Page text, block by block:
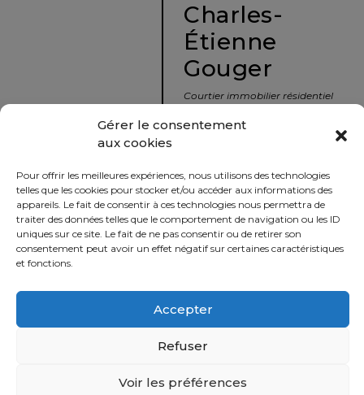
Gérer le consentement
aux cookies
Pour offrir les meilleures expériences, nous utilisons des technologies
telles que les cookies pour stocker et/ou accéder aux informations des
appareils. Le fait de consentir à ces technologies nous permettra de
traiter des données telles que le comportement de navigation ou les ID
uniques sur ce site. Le fait de ne pas consentir ou de retirer son
consentement peut avoir un effet négatif sur certaines caractéristiques
et fonctions.
Accepter
Refuser
Voir les préférences
immobilier
vers
la
tranquillité
d’esprit
défi
Charles-
Étienne
Gouger
Courtier immobilier résidentiel
450 229-2992
50 rue morin,
Sainte-Adèle, Québec
J8B 2P7
Partager
Politique